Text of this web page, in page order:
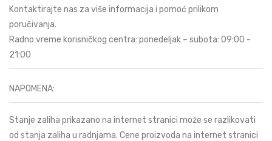
Kontaktirajte nas za više informacija i pomoć prilikom
poručivanja.
Radno vreme korisničkog centra: ponedeljak – subota: 09:00 -
21:00
NAPOMENA:
Stanje zaliha prikazano na internet stranici može se razlikovati
od stanja zaliha u radnjama. Cene proizvoda na internet stranici